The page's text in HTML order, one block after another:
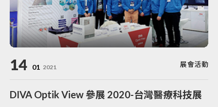
14 01 2021 展會活動
DIVA Optik View 參展 2020-台灣醫療科技展